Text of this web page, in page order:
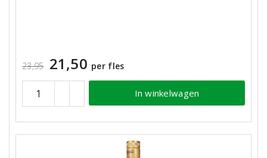
23,95 21,50 per fles
In winkelwagen